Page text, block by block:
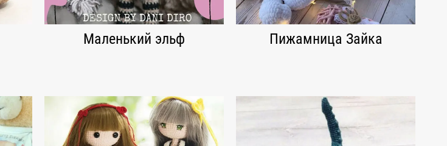
Маленький эльф Пижамница Зайка